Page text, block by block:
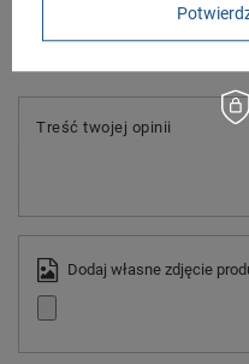
Treść twojej opinii
Dodaj własne zdjęcie